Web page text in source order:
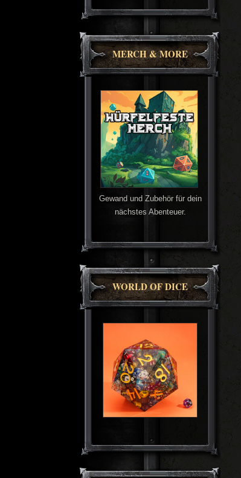
MERCH & MORE
Gewand und Zubehör für dein
nächstes Abenteuer.
WORLD OF DICE